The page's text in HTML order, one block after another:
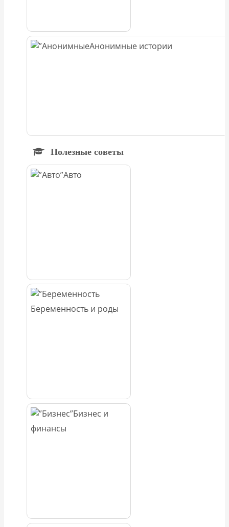
Анонимные истории
Полезные советы
Авто
Беременность и роды
Бизнес и
финансы